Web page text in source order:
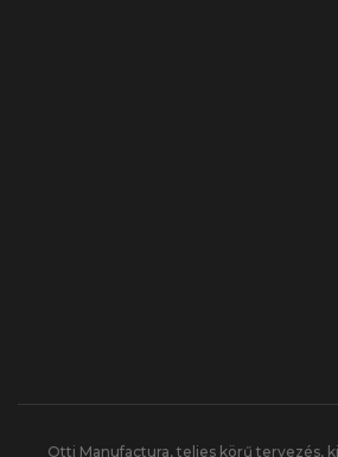
Otti Manufactura, teljes körű tervezés,